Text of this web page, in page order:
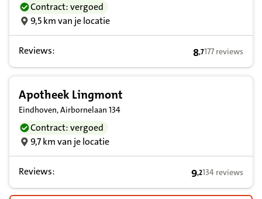
Contract: vergoed
9,5 km van je locatie
Reviews: 8,7 op basis van
8,7177 reviews
Apotheek Lingmont
Eindhoven, Airbornelaan 134
Contract: vergoed
9,7 km van je locatie
Reviews: 9,2 op basis van
9,2134 reviews